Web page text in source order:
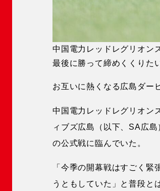
中国電力レッドレグリオン
最後に勝って締めくくりた
お互いに熱くなる広島ダー
中国電力レッドレグリオン
ィブズ広島（以下、SA広
の公式戦に臨んでいた。
「今季の開幕戦はすごく
うともしていた」と普段と